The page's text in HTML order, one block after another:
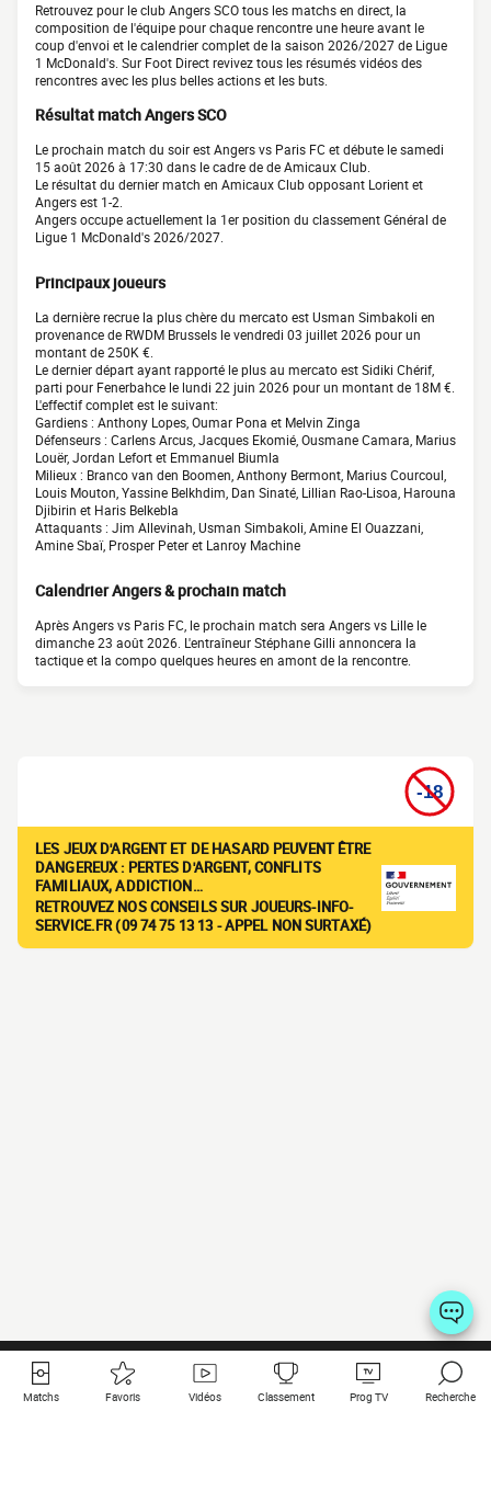
Retrouvez pour le club Angers SCO tous les matchs en direct, la
composition de l'équipe pour chaque rencontre une heure avant le
coup d'envoi et le calendrier complet de la saison 2026/2027 de Ligue
1 McDonald's. Sur Foot Direct revivez tous les résumés vidéos des
rencontres avec les plus belles actions et les buts.
Résultat match Angers SCO
Le prochain match du soir est Angers vs Paris FC et débute le samedi
15 août 2026 à 17:30 dans le cadre de de Amicaux Club.
Le résultat du dernier match en Amicaux Club opposant Lorient et
Angers est 1-2.
Angers occupe actuellement la 1er position du classement Général de
Ligue 1 McDonald's 2026/2027.
Principaux joueurs
La dernière recrue la plus chère du mercato est Usman Simbakoli en
provenance de RWDM Brussels le vendredi 03 juillet 2026 pour un
montant de 250K €.
Le dernier départ ayant rapporté le plus au mercato est Sidiki Chérif,
parti pour Fenerbahce le lundi 22 juin 2026 pour un montant de 18M €.
L'effectif complet est le suivant:
Gardiens : Anthony Lopes, Oumar Pona et Melvin Zinga
Défenseurs : Carlens Arcus, Jacques Ekomié, Ousmane Camara, Marius
Louër, Jordan Lefort et Emmanuel Biumla
Milieux : Branco van den Boomen, Anthony Bermont, Marius Courcoul,
Louis Mouton, Yassine Belkhdim, Dan Sinaté, Lillian Rao-Lisoa, Harouna
Djibirin et Haris Belkebla
Attaquants : Jim Allevinah, Usman Simbakoli, Amine El Ouazzani,
Amine Sbaï, Prosper Peter et Lanroy Machine
Calendrier Angers & prochain match
Après Angers vs Paris FC, le prochain match sera Angers vs Lille le
dimanche 23 août 2026. L'entraîneur Stéphane Gilli annoncera la
tactique et la compo quelques heures en amont de la rencontre.
LES JEUX D'ARGENT ET DE HASARD PEUVENT ÊTRE
DANGEREUX : PERTES D'ARGENT, CONFLITS
FAMILIAUX, ADDICTION…
RETROUVEZ NOS CONSEILS SUR JOUEURS-INFO-
SERVICE.FR (09 74 75 13 13 - APPEL NON SURTAXÉ)
Matchs Favoris Vidéos Classement Prog TV Recherche